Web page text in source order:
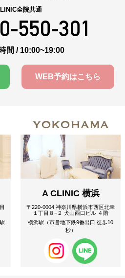
全院共通
550-301
間 / 10:00~19:00
WEB予約はこちら
YOKOHAMA
A CLINIC 横浜
〒220-0004 神奈川県横浜市西区北幸
１丁目８−２ 犬山西口ビル ４階
横浜駅（市営地下鉄9番出口 徒歩10
秒）